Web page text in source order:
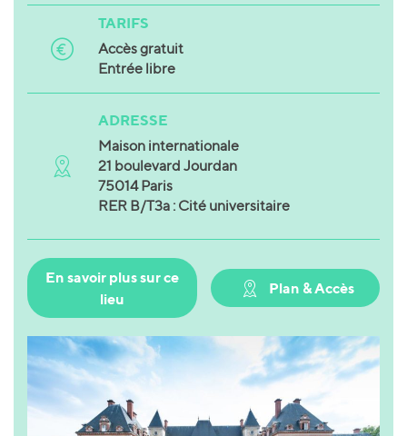
TARIFS
Accès gratuit
Entrée libre
ADRESSE
Maison internationale
21 boulevard Jourdan
75014 Paris
RER B/T3a : Cité universitaire
En savoir plus sur ce
lieu
Plan & Accès